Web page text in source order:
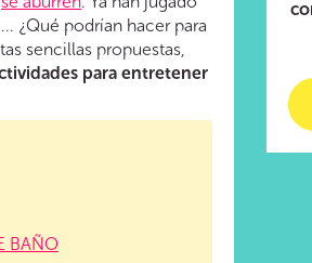
¿Qué podrían hacer para
sencillas propuestas,
para entretener
BAÑO